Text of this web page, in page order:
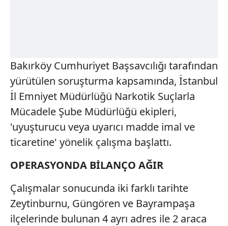
Bakırköy Cumhuriyet Başsavcılığı tarafından
yürütülen soruşturma kapsamında, İstanbul
İl Emniyet Müdürlüğü Narkotik Suçlarla
Mücadele Şube Müdürlüğü ekipleri,
'uyuşturucu veya uyarıcı madde imal ve
ticaretine' yönelik çalışma başlattı.
OPERASYONDA BİLANÇO AĞIR
Çalışmalar sonucunda iki farklı tarihte
Zeytinburnu, Güngören ve Bayrampaşa
ilçelerinde bulunan 4 ayrı adres ile 2 araca